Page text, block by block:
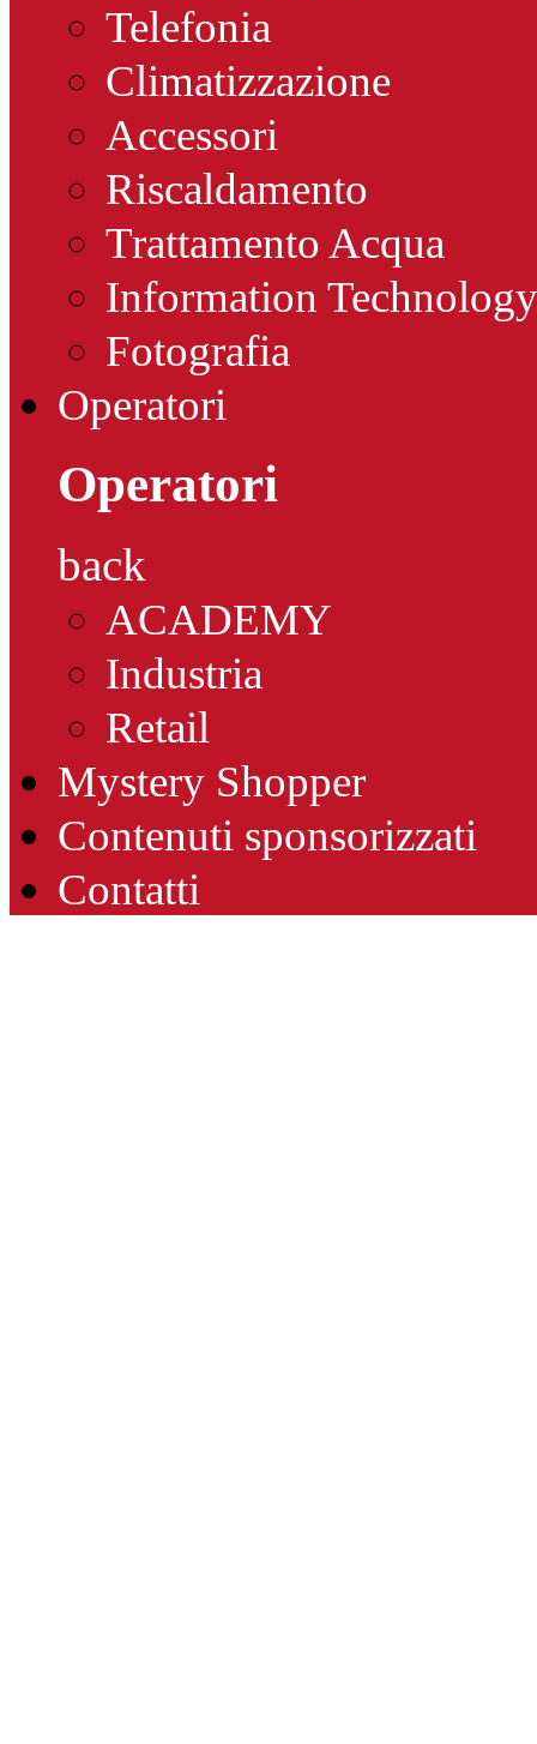
Telefonia
Climatizzazione
Accessori
Riscaldamento
Trattamento Acqua
Information Technology
Fotografia
Operatori
Operatori
back
ACADEMY
Industria
Retail
Mystery Shopper
Contenuti sponsorizzati
Contatti